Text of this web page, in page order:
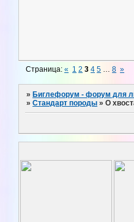
Страница:« 1 2 3 4 5 8 »
» Биглефорум - форум для
»Стандарт породы »О